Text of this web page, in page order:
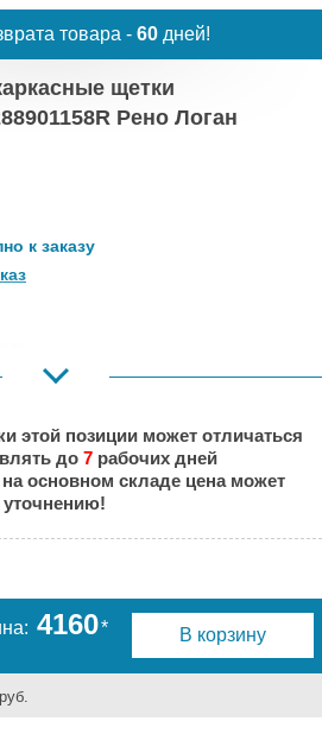
товара - 60 дней!
щетки
Рено Логан
к заказу
этой позиции может отличаться
до 7 рабочих дней
на основном складе цена может
4160*
В корзину
руб.